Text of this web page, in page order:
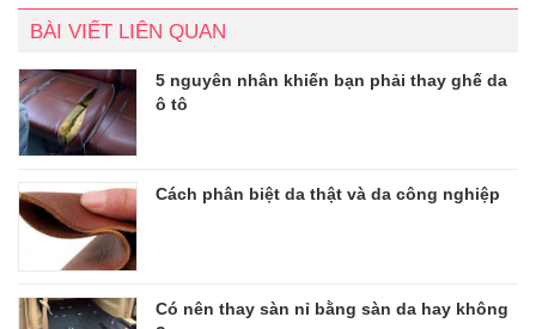
BÀI VIẾT LIÊN QUAN
5 nguyên nhân khiến bạn phải thay ghế da
ô tô
Cách phân biệt da thật và da công nghiệp
Có nên thay sàn nỉ bằng sàn da hay không